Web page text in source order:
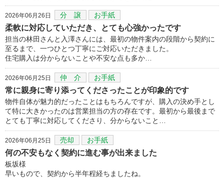
2026年06月26日 分 譲 お手紙
柔軟に対応していただき、とても心強かったです
担当の林田さんと入澤さんには、最初の物件案内の段階から契約に
至るまで、一つひとつ丁寧にご対応いただきました。
住宅購入は分からないことや不安な点も多か…
2026年06月25日 仲 介 お手紙
常に親身に寄り添ってくださったことが印象的です
物件自体が魅力的だったことはもちろんですが、購入の決め手とし
て特に大きかったのは営業担当の方の存在です。最初から最後まで
とても丁寧に対応してくださり、分からないこと…
2026年06月25日 売却 お手紙
何の不安もなく契約に進む事が出来ました
板坂様
早いもので、契約から半年程経ちましたね。